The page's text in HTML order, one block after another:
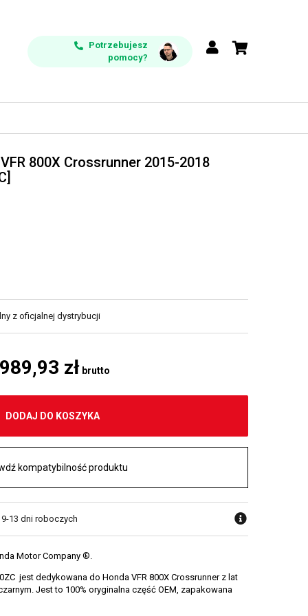
Potrzebujesz
pomocy?
800X Crossrunner 2015-2018
z oficjalnej dystrybucji
zł brutto
DODAJ DO KOSZYKA
kompatybilność produktu
13 dni roboczych
Motor Company ®.
jest dedykowana do Honda VFR 800X Crossrunner z lat
Jest to 100% oryginalna część OEM, zapakowana